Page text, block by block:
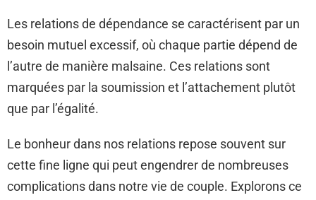
Les relations de dépendance se caractérisent par un
besoin mutuel excessif, où chaque partie dépend de
l’autre de manière malsaine. Ces relations sont
marquées par la soumission et l’attachement plutôt
que par l’égalité.
Le bonheur dans nos relations repose souvent sur
cette fine ligne qui peut engendrer de nombreuses
complications dans notre vie de couple. Explorons ce